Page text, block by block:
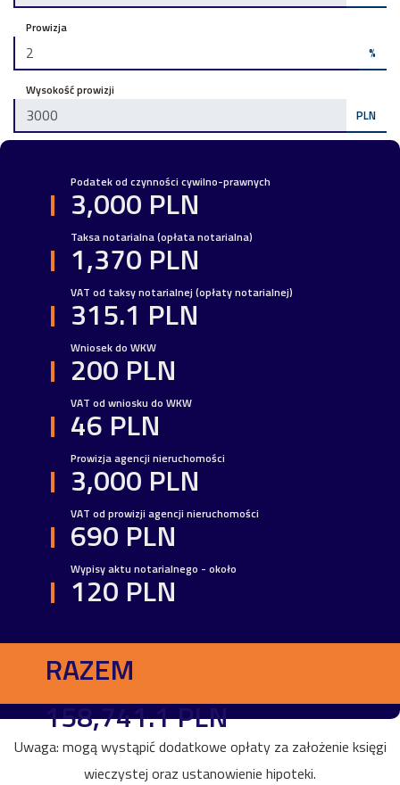
Prowizja
%
Wysokość prowizji
PLN
Podatek od czynności cywilno-prawnych
3,000 PLN
Taksa notarialna (opłata notarialna)
1,370 PLN
VAT od taksy notarialnej (opłaty notarialnej)
315.1 PLN
Wniosek do WKW
200 PLN
VAT od wniosku do WKW
46 PLN
Prowizja agencji nieruchomości
3,000 PLN
VAT od prowizji agencji nieruchomości
690 PLN
Wypisy aktu notarialnego - około
120 PLN
RAZEM
158,741.1 PLN
Uwaga: mogą wystąpić dodatkowe opłaty za założenie księgi
wieczystej oraz ustanowienie hipoteki.